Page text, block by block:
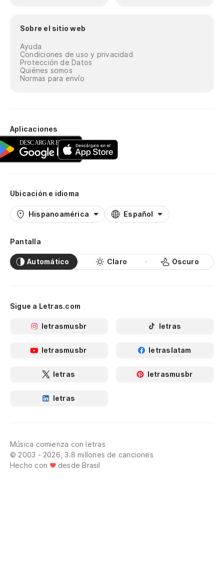
Sobre el sitio web
Ayuda
Condiciones de uso y privacidad
Protección de Datos
Quiénes somos
Normas para envío
Aplicaciones
Ubicación e idioma
Hispanoamérica Español
Pantalla
Automático Claro Oscuro
Sigue a Letras.com
letrasmusbr letras
letrasmusbr letraslatam
letras letrasmusbr
letras
Música comienza con letras
© 2003 - 2026, 3.8 millones de canciones
Hecho con
desde Brasil